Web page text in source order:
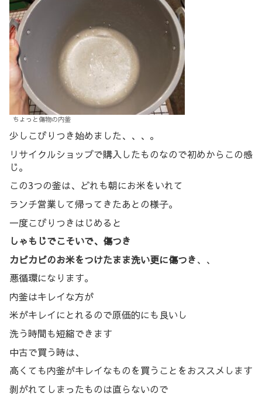
ちょっと傷物の内釜
少しこびりつき始めました、、、。
リサイクルショップで購入したものなので初めからこの感
じ。
この3つの釜は、どれも朝にお米をいれて
ランチ営業して帰ってきたあとの様子。
一度こびりつきはじめると
しゃもじでこそいで、傷つき
カピカピのお米をつけたまま洗い更に傷つき、、
悪循環になります。
内釜はキレイな方が
米がキレイにとれるので原価的にも良いし
洗う時間も短縮できます
中古で買う時は、
高くても内釜がキレイなものを買うことをおススメします
剥がれてしまったものは直らないので